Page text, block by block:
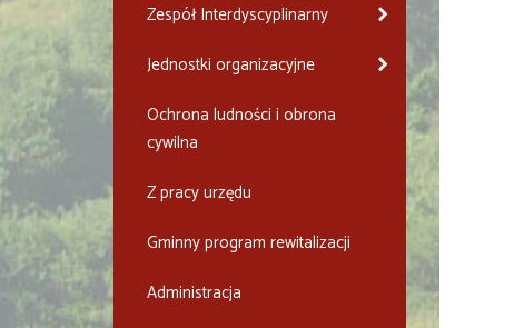
Zespół Interdyscyplinarny
Jednostki organizacyjne
Ochrona ludności i obrona
cywilna
Z pracy urzędu
Gminny program rewitalizacji
Administracja